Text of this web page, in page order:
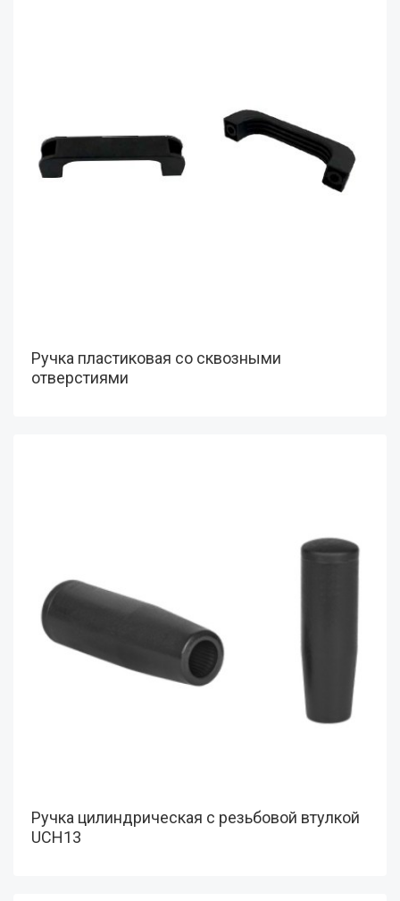
Ручка пластиковая со сквозными
отверстиями
Ручка цилиндрическая с резьбовой втулкой
UCH13